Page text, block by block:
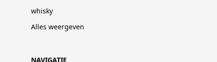
whisky
Alles weergeven
NAVIGATIE